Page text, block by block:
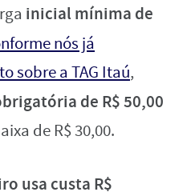
inicial mínima de
nós já
sobre a TAG Itaú,
de R$ 50,00
de R$ 30,00.
usa custa R$